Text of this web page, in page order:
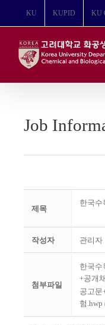
뛰
KU KUPID KU
Job
제목
한국수
작성자 관리자
첨부파일
한국수
+공개
공고문
험.hwp